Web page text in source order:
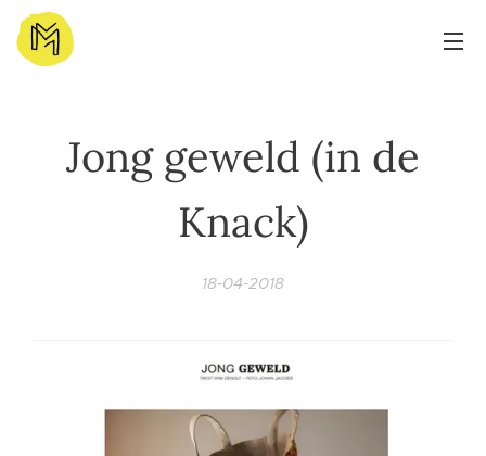
Jong geweld (in de
Knack)
18-04-2018